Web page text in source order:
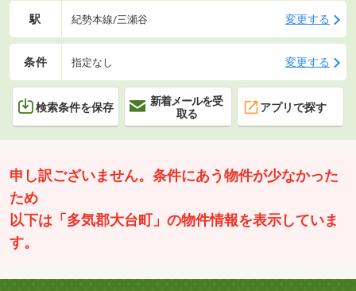
駅 紀勢本線/三瀬谷 変更する
条件 指定なし 変更する
検索条件を保存
新着メールを受
取る
アプリで探す
申し訳ございません。条件にあう物件が少なかった
ため
以下は「多気郡大台町」の物件情報を表示していま
す。